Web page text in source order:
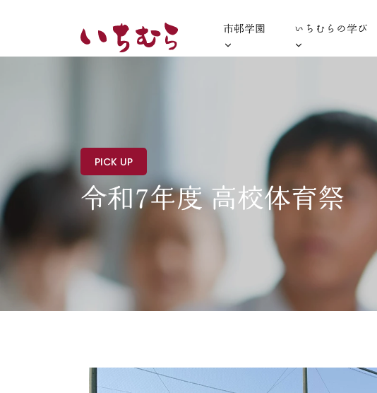
市邨学園 いちむらの学び
PICK UP
令和7年度 高校体育祭